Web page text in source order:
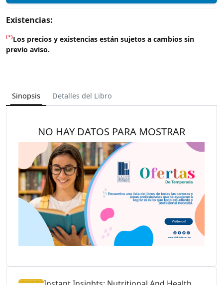
Existencias:
(*)Los precios y existencias están sujetos a cambios sin
previo aviso.
Sinopsis Detalles del Libro
NO HAY DATOS PARA MOSTRAR